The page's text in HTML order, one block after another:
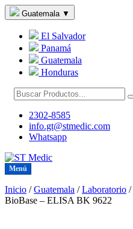
Guatemala ▼
El Salvador
Panamá
Guatemala
Honduras
2302-8585
info.gt@stmedic.com
Whatsapp
Menú
Inicio /Guatemala /Laboratorio /
BioBase – ELISA BK 9622